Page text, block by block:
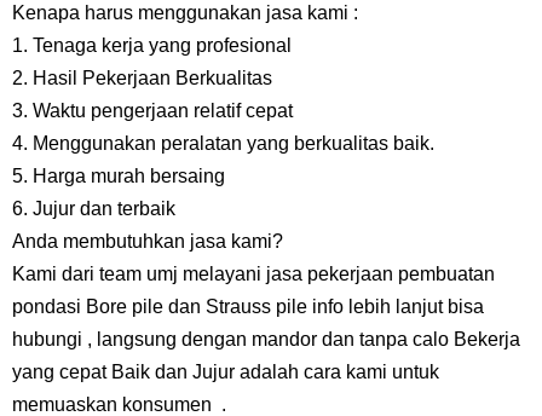
Kenapa harus menggunakan jasa kami :
1. Tenaga kerja yang profesional
2. Hasil Pekerjaan Berkualitas
3. Waktu pengerjaan relatif cepat
4. Menggunakan peralatan yang berkualitas baik.
5. Harga murah bersaing
6. Jujur dan terbaik
Anda membutuhkan jasa kami?
Kami dari team umj melayani jasa pekerjaan pembuatan
pondasi Bore pile dan Strauss pile info lebih lanjut bisa
hubungi , langsung dengan mandor dan tanpa calo Bekerja
yang cepat Baik dan Jujur adalah cara kami untuk
memuaskan konsumen .